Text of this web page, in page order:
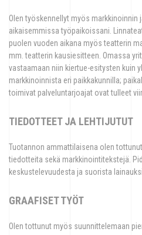
Olen työskennellyt myös
aikaisemmissa työpaikoissani.
puolen vuoden aikana myös teatterin
mm. teatterin kausiesitteen. Omassa
vastaamaan niin kiertue-esitysten kuin
markkinoinnista eri paikkakunnilla;
toimivat palveluntarjoajat ovat tulleet
TIEDOTTEET JA LEHTIJUTUT
Tuotannon ammattilaisena olen
tiedotteita sekä markkinointitekstejä.
keskustelevuudesta ja suorista
GRAAFISET TYÖT
Olen tottunut myös suunnittelemaan